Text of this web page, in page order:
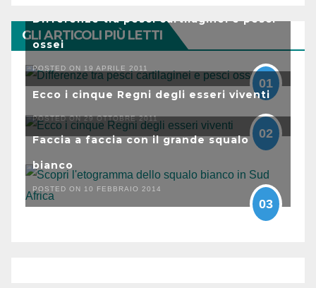
GLI ARTICOLI PIÙ LETTI
Differenze tra pesci cartilaginei e pesci
ossei
POSTED ON 19 APRILE 2011
01
Ecco i cinque Regni degli esseri viventi
POSTED ON 29 OTTOBRE 2011
02
Faccia a faccia con il grande squalo
bianco
POSTED ON 10 FEBBRAIO 2014
03